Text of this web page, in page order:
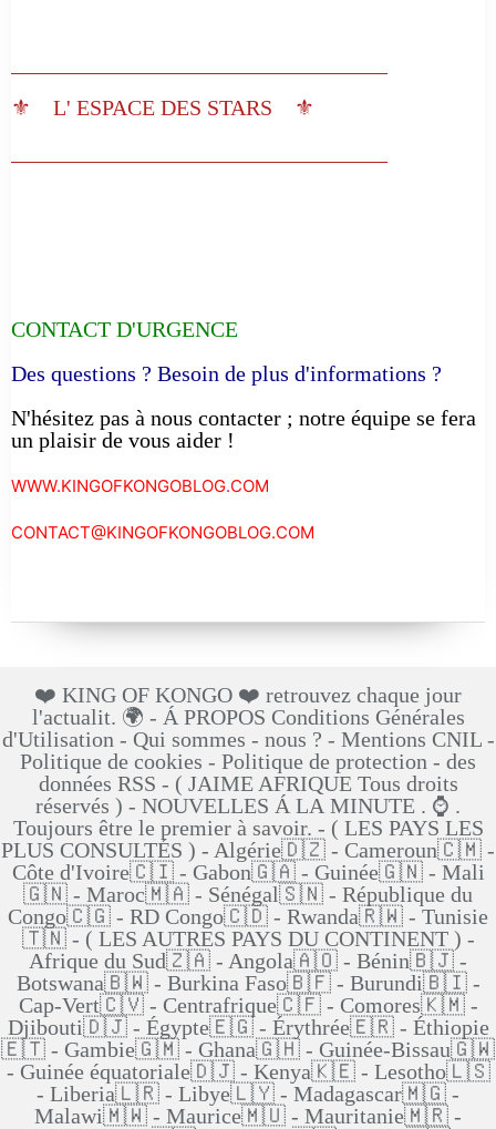
⚜️ L' ESPACE DES STARS ⚜️
CONTACT D'URGENCE
Des questions ? Besoin de plus d'informations ?
N'hésitez pas à nous contacter ; notre équipe se fera
un plaisir de vous aider !
WWW.KINGOFKONGOBLOG.COM
CONTACT@KINGOFKONGOBLOG.COM
❤️ KING OF KONGO ❤️ retrouvez chaque jour
l'actualit. 🌍 - Á PROPOS Conditions Générales
d'Utilisation - Qui sommes - nous ? - Mentions CNIL -
Politique de cookies - Politique de protection - des
données RSS - ( JAIME AFRIQUE Tous droits
réservés ) - NOUVELLES Á LA MINUTE . ⌚ .
Toujours être le premier à savoir. - ( LES PAYS LES
PLUS CONSULTÉS ) - Algérie🇩🇿 - Cameroun🇨🇲 -
Côte d'Ivoire🇨🇮 - Gabon🇬🇦 - Guinée🇬🇳 - Mali
🇬🇳 - Maroc🇲🇦 - Sénégal🇸🇳 - République du
Congo🇨🇬 - RD Congo🇨🇩 - Rwanda🇷🇼 - Tunisie
🇹🇳 - ( LES AUTRES PAYS DU CONTINENT ) -
Afrique du Sud🇿🇦 - Angola🇦🇴 - Bénin🇧🇯 -
Botswana🇧🇼 - Burkina Faso🇧🇫 - Burundi🇧🇮 -
Cap-Vert🇨🇻 - Centrafrique🇨🇫 - Comores🇰🇲 -
Djibouti🇩🇯 - Égypte🇪🇬 - Érythrée🇪🇷 - Éthiopie
🇪🇹 - Gambie🇬🇲 - Ghana🇬🇭 - Guinée-Bissau🇬🇼
- Guinée équatoriale🇩🇯 - Kenya🇰🇪 - Lesotho🇱🇸
- Liberia🇱🇷 - Libye🇱🇾 - Madagascar🇲🇬 -
Malawi🇲🇼 - Maurice🇲🇺 - Mauritanie🇲🇷 -